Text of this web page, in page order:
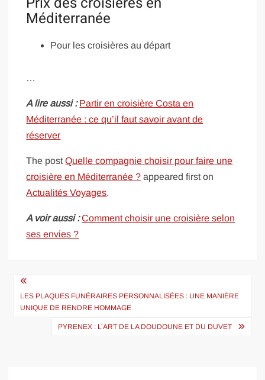
Méditerranée
Pour les croisières au départ
…
A lire aussi : Partir en croisière Costa en
Méditerranée : ce qu’il faut savoir avant de
réserver
The postQuelle compagnie choisir pour faire une
croisière en Méditerranée ? appeared first on
Actualités Voyages.
A voir aussi : Comment choisir une croisière selon
ses envies ?
Navigation
de
l’article
LES PLAQUES FUNÉRAIRES PERSONNALISÉES : UNE MANIÈRE
UNIQUE DE RENDRE HOMMAGE
PYRENEX : L’ART DE LA DOUDOUNE ET DU DUVET